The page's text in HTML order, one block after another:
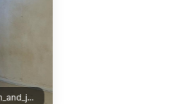
철원역사문화공원(Cheorwon History and Culture Park)|@lyn_and_jun